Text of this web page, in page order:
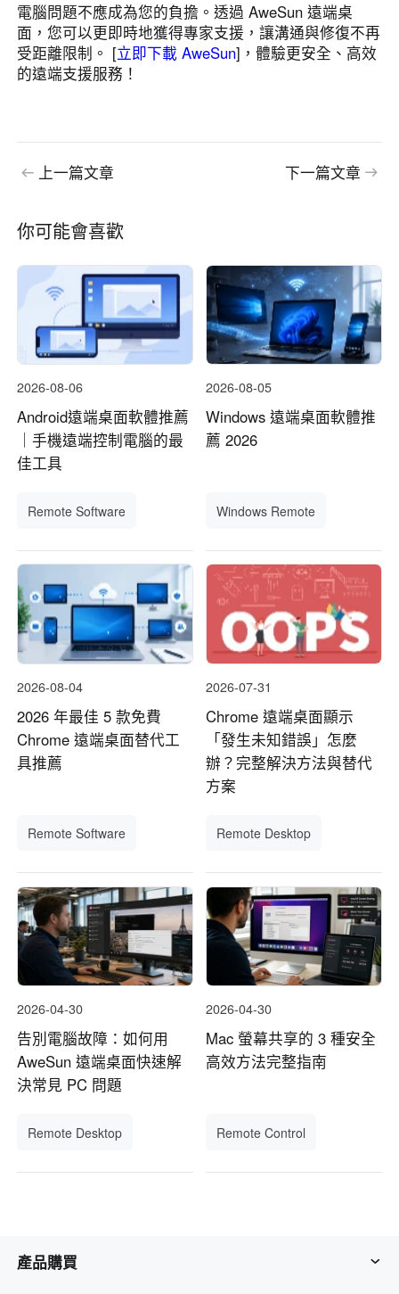
電腦問題不應成為您的負擔。透過 AweSun 遠端桌
面，您可以更即時地獲得專家支援，讓溝通與修復不再
受距離限制。 [立即下載 AweSun]，體驗更安全、高效
的遠端支援服務！
上一篇文章 下一篇文章
你可能會喜歡
2026-08-06
Android遠端桌面軟體推薦
｜手機遠端控制電腦的最
佳工具
Remote Software
2026-08-05
Windows 遠端桌面軟體推
薦 2026
Windows Remote
2026-08-04
2026 年最佳 5 款免費
Chrome 遠端桌面替代工
具推薦
Remote Software
2026-07-31
Chrome 遠端桌面顯示
「發生未知錯誤」怎麼
辦？完整解決方法與替代
方案
Remote Desktop
2026-04-30
告別電腦故障：如何用
AweSun 遠端桌面快速解
決常見 PC 問題
Remote Desktop
2026-04-30
Mac 螢幕共享的 3 種安全
高效方法完整指南
Remote Control
產品購買